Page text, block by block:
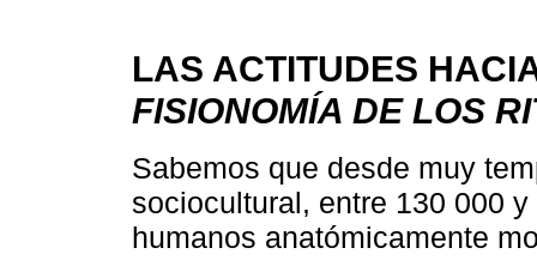
LAS ACTITUDES
FISIONOMÍA DE LOS
Sabemos que desde muy
sociocultural, entre 130 000
humanos anatómicamente